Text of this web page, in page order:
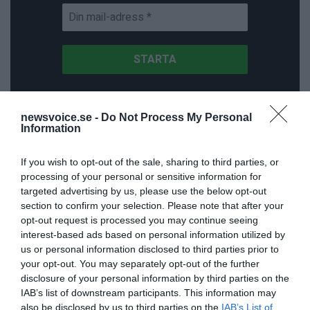
newsvoice.se - Do Not Process My Personal
Information
If you wish to opt-out of the sale, sharing to third parties, or
processing of your personal or sensitive information for
targeted advertising by us, please use the below opt-out
section to confirm your selection. Please note that after your
opt-out request is processed you may continue seeing
interest-based ads based on personal information utilized by
us or personal information disclosed to third parties prior to
your opt-out. You may separately opt-out of the further
disclosure of your personal information by third parties on the
IAB’s list of downstream participants. This information may
also be disclosed by us to third parties on the IAB’s List of
ANNONSER